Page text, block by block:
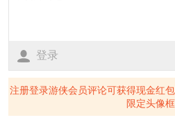
登录
注册登录游侠会员评论可获得现金红
限定头像框